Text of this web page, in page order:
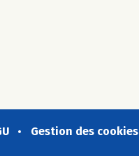
Gestion des cookies